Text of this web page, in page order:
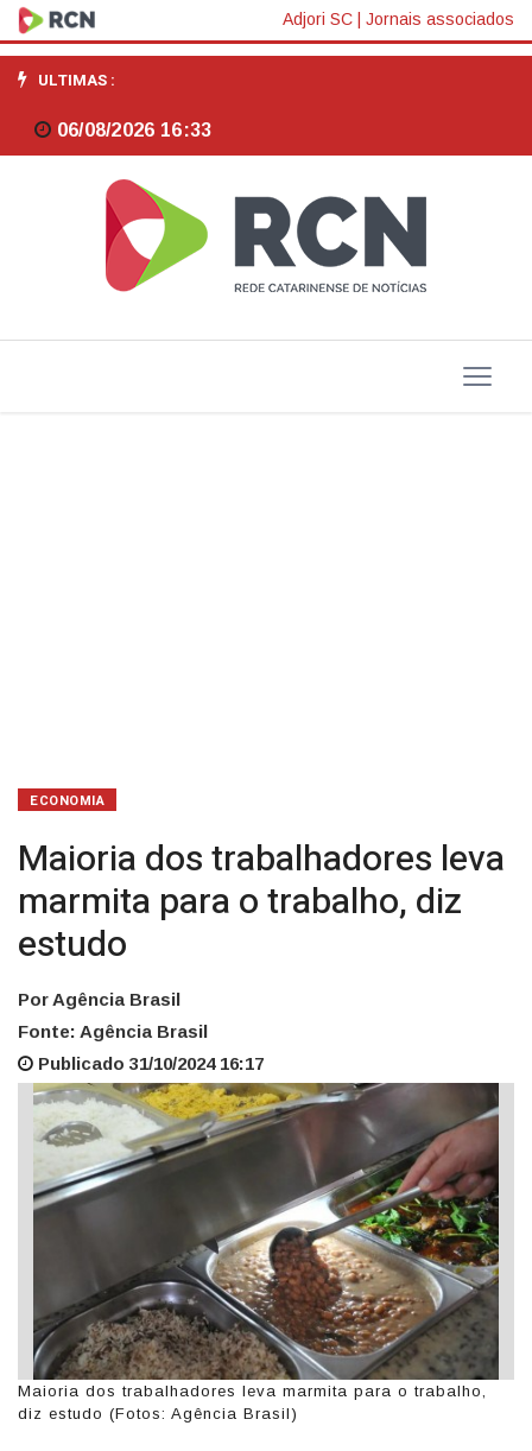
Maioria
dos
trabalhadores
marmita
o
Adjori SC Jornais associados
ULTIMAS :
06/08/2026 16:33
ECONOMIA
Maioria dos trabalhadores leva
marmita para o trabalho, diz
estudo
Por Agência Brasil
Fonte: Agência Brasil
Publicado 31/10/2024 16:17
Maioria dos trabalhadores leva marmita para o trabalho,
diz estudo (Fotos: Agência Brasil)